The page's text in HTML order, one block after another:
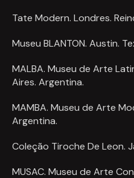
Tate Modern. Londres.
Museu BLANTON. Austin.
MALBA. Museu de Arte
Aires. Argentina.
MAMBA. Museu de Arte
Argentina.
Coleção Tiroche De Leon.
MUSAC. Museu de Arte